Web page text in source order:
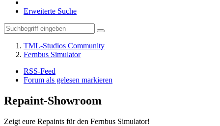
Erweiterte Suche
TML-Studios Community
Fernbus Simulator
RSS-Feed
Forum als gelesen markieren
Repaint-Showroom
Zeigt eure Repaints für den Fernbus Simulator!